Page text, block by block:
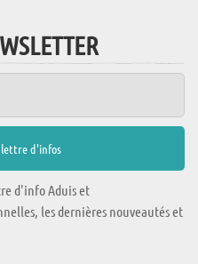
d'info Aduis et
les dernières nouveautés et